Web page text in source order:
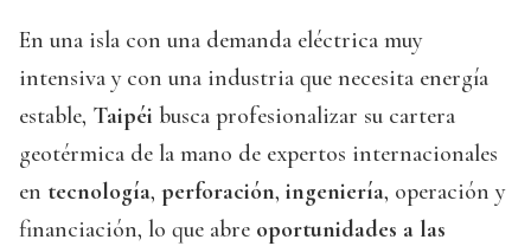
En una isla con una demanda eléctrica muy
intensiva y con una industria que necesita energía
estable, Taipéi busca profesionalizar su cartera
geotérmica de la mano de expertos internacionales
en tecnología, perforación, ingeniería, operación y
financiación, lo que abre oportunidades a las